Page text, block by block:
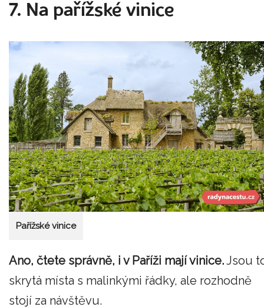
7. Na pařížské vinice
Pařížské vinice
Ano, čtete správně, i v Paříži mají vinice.Jsou
skrytá místa s malinkými řádky, ale rozhodně
stojí za návštěvu.